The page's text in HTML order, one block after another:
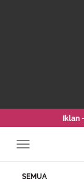
Iklan
SEMUA